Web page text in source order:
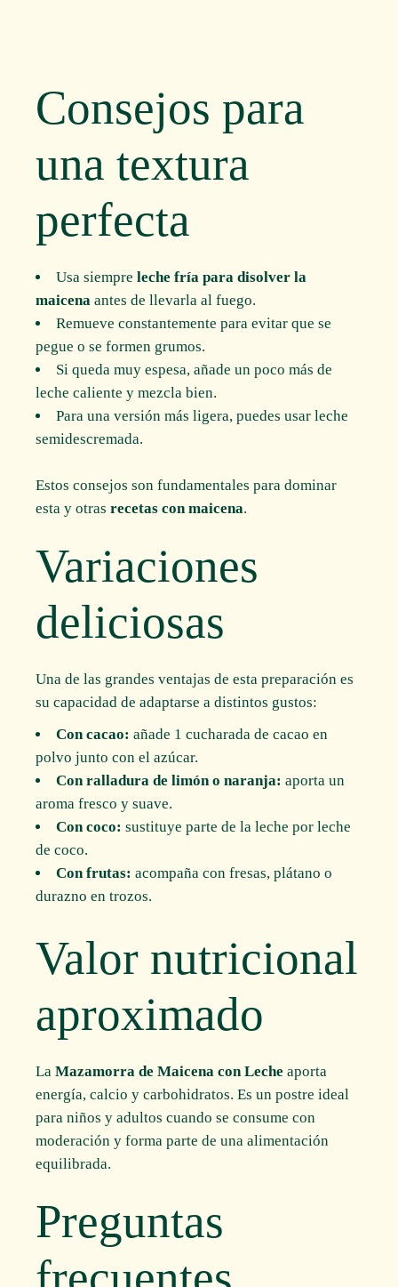
Consejos para
una textura
perfecta
Usa siempreleche fría para disolver la
maicena antes de llevarla al fuego.
Remueve constantemente para evitar que se
pegue o se formen grumos.
Si queda muy espesa, añade un poco más de
leche caliente y mezcla bien.
Para una versión más ligera, puedes usar leche
semidescremada.
Estos consejos son fundamentales para dominar
esta y otrasrecetas con maicena.
Variaciones
deliciosas
Una de las grandes ventajas de esta preparación es
su capacidad de adaptarse a distintos gustos:
Con cacao: añade 1 cucharada de cacao en
polvo junto con el azúcar.
Con ralladura de limón o naranja: aporta un
aroma fresco y suave.
Con coco: sustituye parte de la leche por leche
de coco.
Con frutas: acompaña con fresas, plátano o
durazno en trozos.
Valor nutricional
aproximado
LaMazamorra de Maicena con Leche aporta
energía, calcio y carbohidratos. Es un postre ideal
para niños y adultos cuando se consume con
moderación y forma parte de una alimentación
equilibrada.
Preguntas